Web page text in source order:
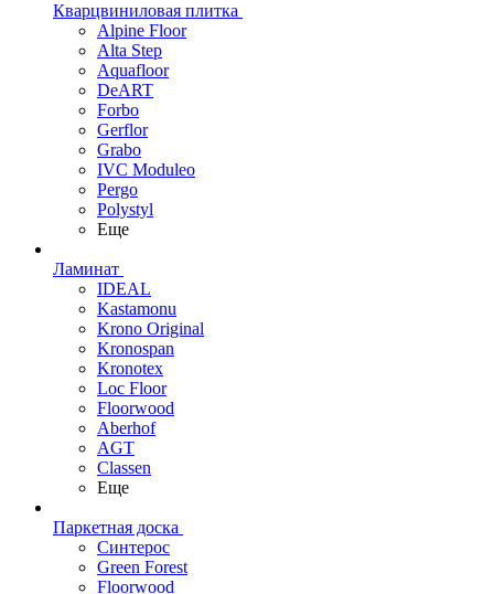
Кварцвиниловая плитка
Alpine Floor
Alta Step
Aquafloor
DeART
Forbo
Gerflor
Grabo
IVC Moduleo
Pergo
Polystyl
Еще
Ламинат
IDEAL
Kastamonu
Krono Original
Kronospan
Kronotex
Loc Floor
Floorwood
Aberhof
AGT
Classen
Еще
Паркетная доска
Синтерос
Green Forest
Floorwood